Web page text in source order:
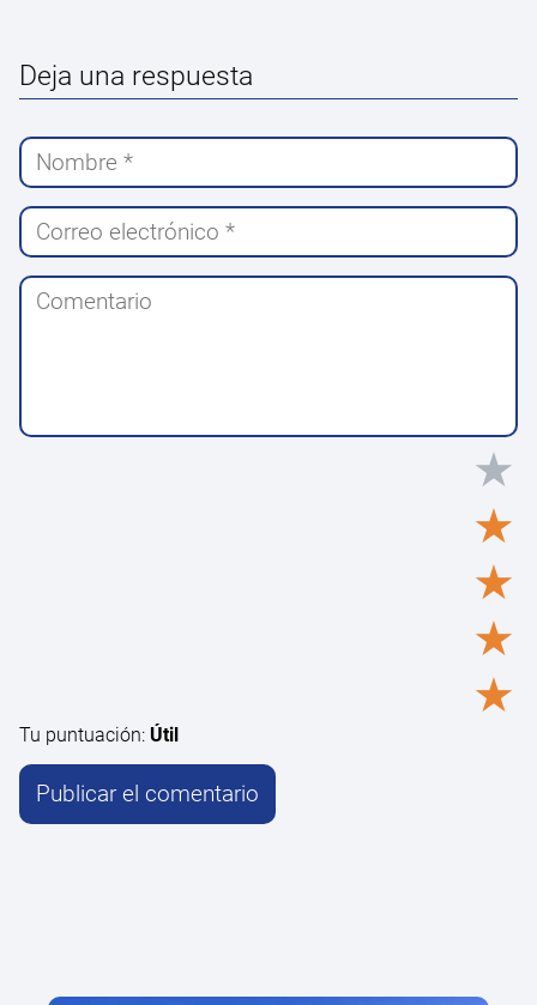
Deja una respuesta
★
★
★
★
★
Tu puntuación: Útil